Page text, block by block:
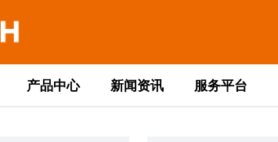
产品中心 新闻资讯 服务平台